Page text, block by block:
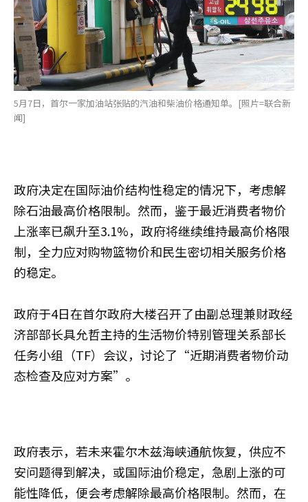
5月7日，首尔一家加油站张贴的汽油和柴油价格通知单。[照片=联合新
闻]
政府决定在国际油价结构性稳定的情况下，考虑解
除石油最高价格限制。然而，鉴于最近消费者物价
上涨率已飙升至3.1%，政府将继续维持最高价格限
制，全力应对购物篮物价和民生密切相关服务价格
的稳定。
政府于4日在首尔政府大楼召开了由副总理兼财政经
济部部长具允哲主持的生活物价特别管理关系部长
任务小组（TF）会议，讨论了“近期消费者物价动
态检查及应对方案”。
政府表示，若未来霍尔木兹海峡通航恢复，供应不
安问题得到解决，或国际油价稳定，急剧上涨的可
能性降低，便会考虑解除最高价格限制。然而，在